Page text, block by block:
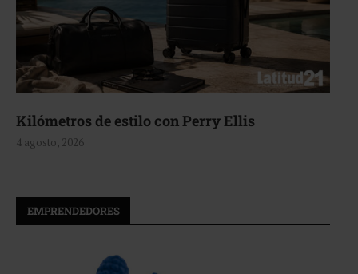
Aerie, texturas que fluyen
4 agosto, 2026
EMPRENDEDORES